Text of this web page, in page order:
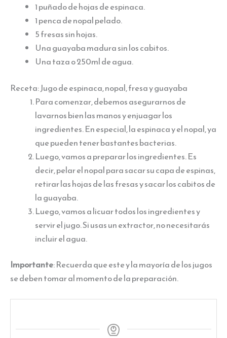
1 puñado de hojas de espinaca.
1 penca de nopal pelado.
5 fresas sin hojas.
Una guayaba madura sin los cabitos.
Una taza o 250ml de agua.
Receta: Jugo de espinaca, nopal, fresa y guayaba
Para comenzar, debemos asegurarnos de
lavarnos bien las manos y enjuagar los
ingredientes. En especial, la espinaca y el nopal, ya
que pueden tener bastantes bacterias.
Luego, vamos a preparar los ingredientes. Es
decir, pelar el nopal para sacar su capa de espinas,
retirar las hojas de las fresas y sacar los cabitos de
la guayaba.
Luego, vamos a licuar todos los ingredientes y
servir el jugo. Si usas un extractor, no necesitarás
incluir el agua.
Importante: Recuerda que este y la mayoría de los jugos
se deben tomar al momento de la preparación.